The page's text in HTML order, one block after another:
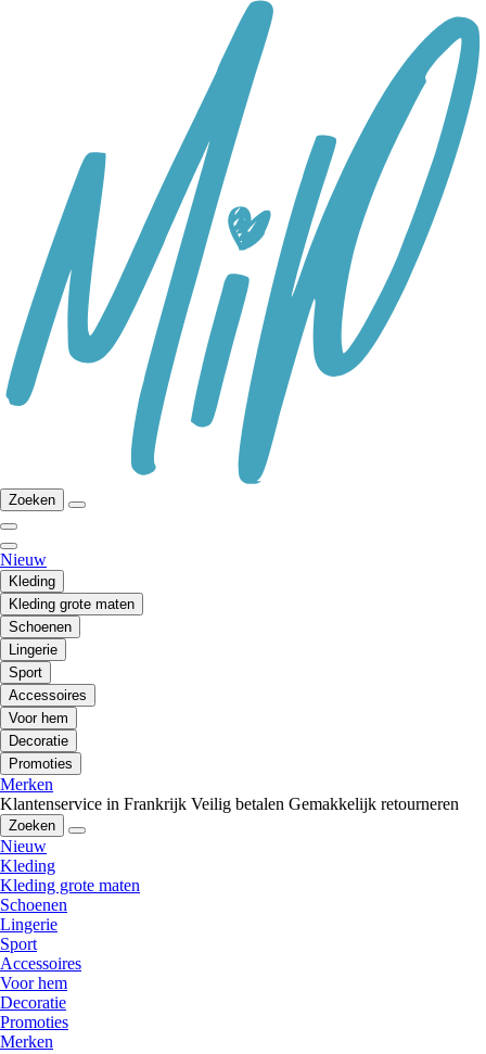
Zoeken
Nieuw
Kleding
Kleding grote maten
Schoenen
Lingerie
Sport
Accessoires
Voor hem
Decoratie
Promoties
Merken
Klantenservice in Frankrijk Veilig betalen Gemakkelijk retourneren
Zoeken
Nieuw
Kleding
Kleding grote maten
Schoenen
Lingerie
Sport
Accessoires
Voor hem
Decoratie
Promoties
Merken